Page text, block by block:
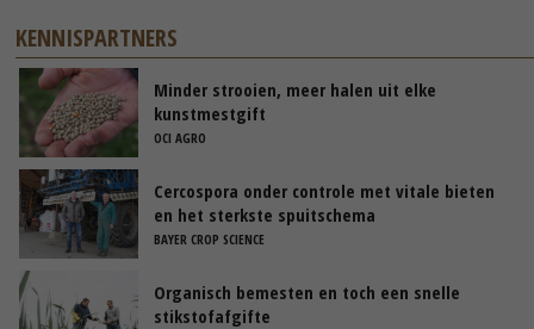
KENNISPARTNERS
Minder strooien, meer halen uit elke
kunstmestgift
OCI AGRO
Cercospora onder controle met vitale bieten
en het sterkste spuitschema
BAYER CROP SCIENCE
Organisch bemesten en toch een snelle
stikstofafgifte